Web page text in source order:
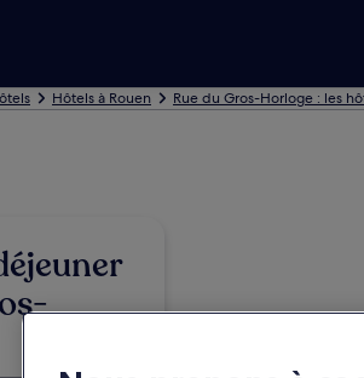
Hôtels à Rouen Rue du Gros-Horloge : les